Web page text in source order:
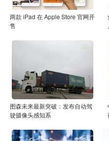
两款 iPad 在 Apple Store 官网开
售
图森未来最新突破：发布自动驾
驶摄像头感知系